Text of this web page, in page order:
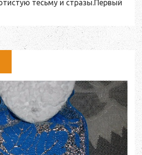
тесьму и стразы.Первый